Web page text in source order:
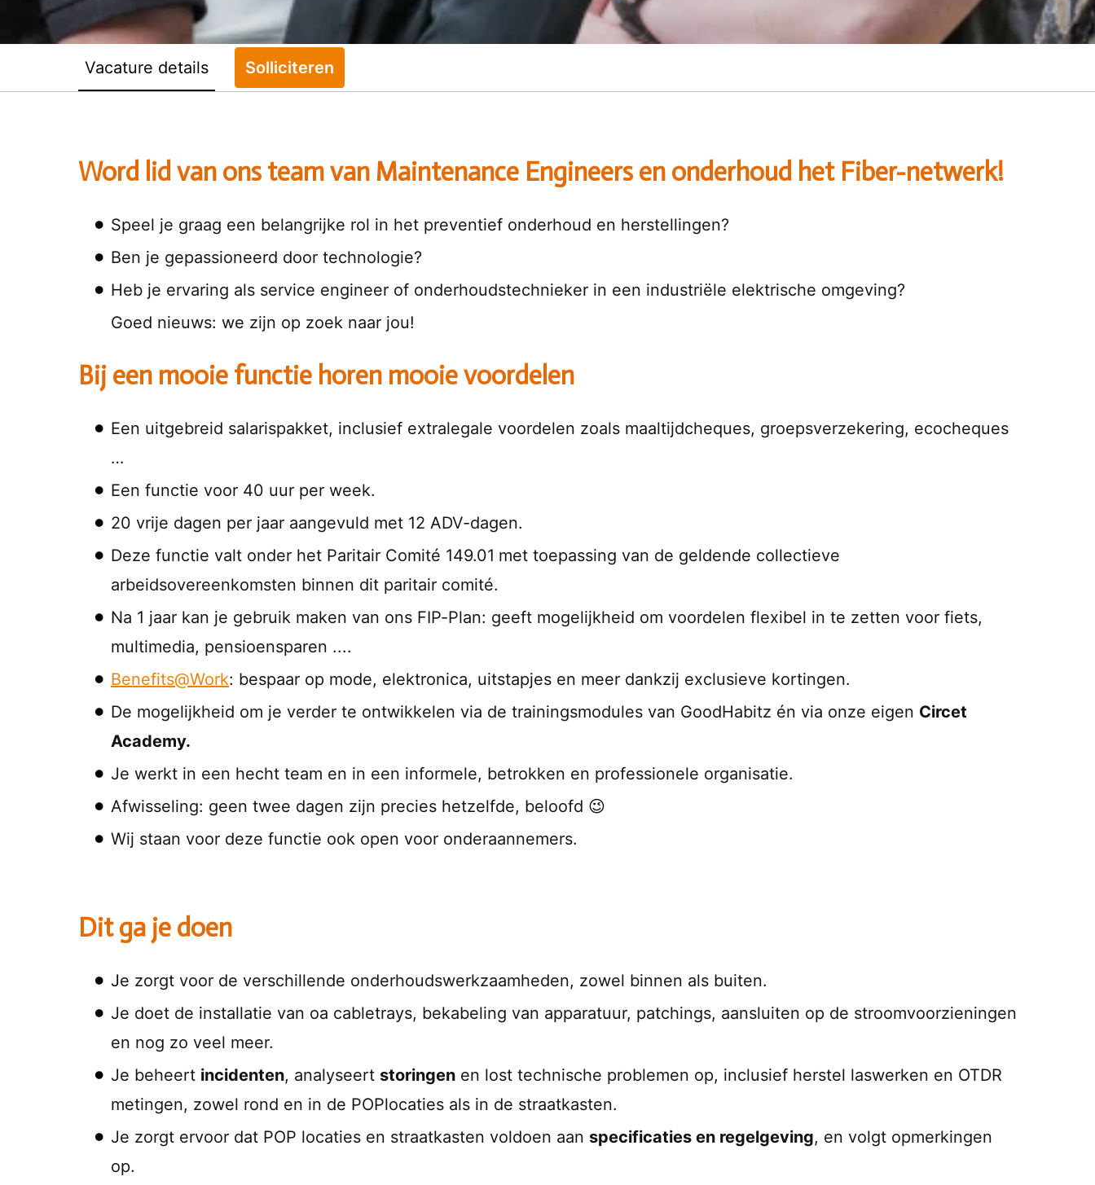
Vacature details Solliciteren
Word lid van ons team van Maintenance Engineers en onderhoud het Fiber-netwerk!
Speel je graag een belangrijke rol in het preventief onderhoud en herstellingen?
Ben je gepassioneerd door technologie?
Heb je ervaring als service engineer of onderhoudstechnieker in een industriële elektrische omgeving?
Goed nieuws: we zijn op zoek naar jou!
Bij een mooie functie horen mooie voordelen
Een uitgebreid salarispakket, inclusief extralegale voordelen zoals maaltijdcheques, groepsverzekering, ecocheques
…
Een functie voor 40 uur per week.
20 vrije dagen per jaar aangevuld met 12 ADV-dagen.
Deze functie valt onder het Paritair Comité 149.01 met toepassing van de geldende collectieve
arbeidsovereenkomsten binnen dit paritair comité.
Na 1 jaar kan je gebruik maken van ons FIP-Plan: geeft mogelijkheid om voordelen flexibel in te zetten voor fiets,
multimedia, pensioensparen ....
Benefits@Work: bespaar op mode, elektronica, uitstapjes en meer dankzij exclusieve kortingen.
De mogelijkheid om je verder te ontwikkelen via de trainingsmodules van GoodHabitz én via onze eigen Circet
Academy.
Je werkt in een hecht team en in een informele, betrokken en professionele organisatie.
Afwisseling: geen twee dagen zijn precies hetzelfde, beloofd 😉
Wij staan voor deze functie ook open voor onderaannemers.
Dit ga je doen
Je zorgt voor de verschillende onderhoudswerkzaamheden, zowel binnen als buiten.
Je doet de installatie van oa cabletrays, bekabeling van apparatuur, patchings, aansluiten op de stroomvoorzieningen
en nog zo veel meer.
Je beheert incidenten, analyseert storingen en lost technische problemen op, inclusief herstel laswerken en OTDR
metingen, zowel rond en in de POPlocaties als in de straatkasten.
Je zorgt ervoor dat POP locaties en straatkasten voldoen aan specificaties en regelgeving, en volgt opmerkingen
op.